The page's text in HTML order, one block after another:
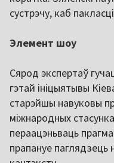
сустрэчу, каб
Элемент шоу
Сярод экспертаў
гэтай ініцыятывы
старэйшы навуковы
міжнародных
пераацэньваць
прапануе паглядзець